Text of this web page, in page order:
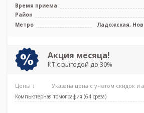
Время приема
Район
Метро
Ладожская,
Акция месяца!
КТ с выгодой до 30%
Цены ↓ Указана цена с учетом скидок и
Компьютерная томография (64 среза)